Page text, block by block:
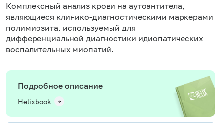
Комплексный анализ крови на аутоантитела,
являющиеся клинико-диагностическими маркерами
полимиозита, используемый для
дифференциальной диагностики идиопатических
воспалительных миопатий.
Подробное описание
Helixbook